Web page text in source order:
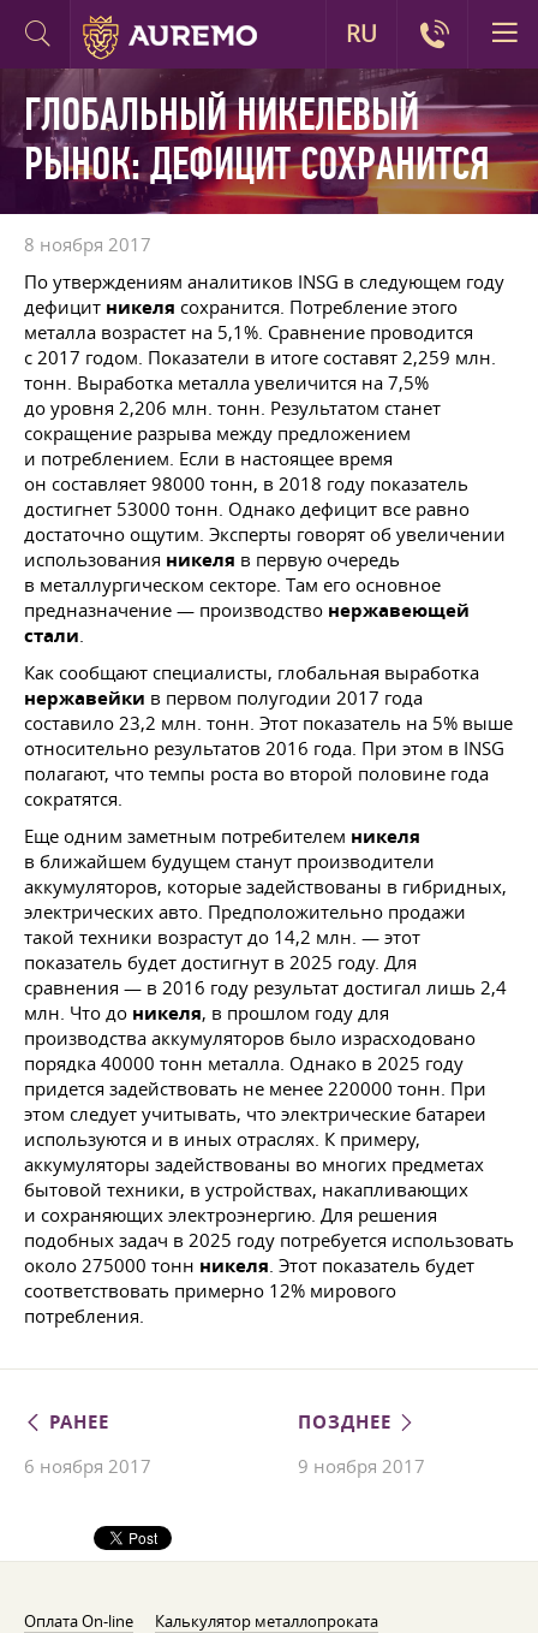
ГЛОБАЛЬНЫЙ НИКЕЛЕВЫЙ
РЫНОК: ДЕФИЦИТ СОХРАНИТСЯ
8 ноября 2017
По утверждениям аналитиков INSG в следующем году
дефицит никеля сохранится. Потребление этого
металла возрастет на 5,1%. Сравнение проводится
с 2017 годом. Показатели в итоге составят 2,259 млн.
тонн. Выработка металла увеличится на 7,5%
до уровня 2,206 млн. тонн. Результатом станет
сокращение разрыва между предложением
и потреблением. Если в настоящее время
он составляет 98000 тонн, в 2018 году показатель
достигнет 53000 тонн. Однако дефицит все равно
достаточно ощутим. Эксперты говорят об увеличении
использования никеля в первую очередь
в металлургическом секторе. Там его основное
предназначение — производство нержавеющей
стали.
Как сообщают специалисты, глобальная выработка
нержавейки в первом полугодии 2017 года
составило 23,2 млн. тонн. Этот показатель на 5% выше
относительно результатов 2016 года. При этом в INSG
полагают, что темпы роста во второй половине года
сократятся.
Еще одним заметным потребителем никеля
в ближайшем будущем станут производители
аккумуляторов, которые задействованы в гибридных,
электрических авто. Предположительно продажи
такой техники возрастут до 14,2 млн. — этот
показатель будет достигнут в 2025 году. Для
сравнения — в 2016 году результат достигал лишь 2,4
млн. Что до никеля, в прошлом году для
производства аккумуляторов было израсходовано
порядка 40000 тонн металла. Однако в 2025 году
придется задействовать не менее 220000 тонн. При
этом следует учитывать, что электрические батареи
используются и в иных отраслях. К примеру,
аккумуляторы задействованы во многих предметах
бытовой техники, в устройствах, накапливающих
и сохраняющих электроэнергию. Для решения
подобных задач в 2025 году потребуется использовать
около 275000 тонн никеля. Этот показатель будет
соответствовать примерно 12% мирового
потребления.
РАНЕЕ
6 ноября 2017
ПОЗДНЕЕ
9 ноября 2017
Оплата On-line Калькулятор металлопроката
RU